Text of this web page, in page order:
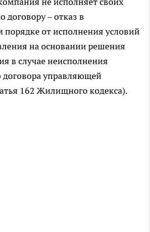
договору – отказ в
порядке от исполнения условий
на основании решения
в случае неисполнения
договора управляющей
162 Жилищного кодекса).